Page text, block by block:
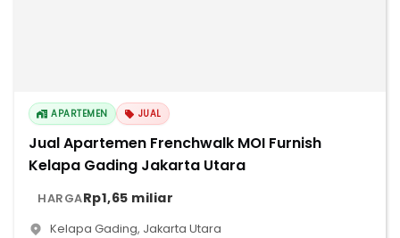
APARTEMEN JUAL
Jual Apartemen Frenchwalk MOI Furnish
Kelapa Gading Jakarta Utara
HARGARp1,65 miliar
Kelapa Gading, Jakarta Utara